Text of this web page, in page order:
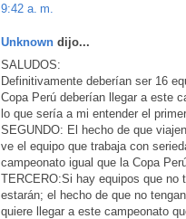
9:42 a. m.
Unknown dijo...
SALUDOS:
Definitivamente deberían ser 16
Copa Perú deberían llegar a este
lo que sería a mi entender el
SEGUNDO: El hecho de que
ve el equipo que trabaja con
campeonato igual que la Copa
TERCERO:Si hay equipos que no
estarán; el hecho de que no
quiere llegar a este campeonato